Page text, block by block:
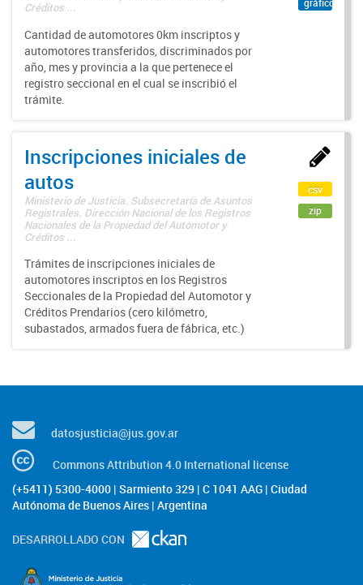
Créditos ...
Cantidad de automotores 0km inscriptos y
automotores transferidos, discriminados por
año, mes y provincia a la que pertenece el
registro seccional en el cual se inscribió el
trámite.
gráfico
Inscripciones iniciales de
autos
Ministerio de Justicia. Subsecretaría de Asuntos
Registrales. Dirección Nacional de los Registros
Nacionales de la Propiedad del Automotor y
Créditos ...
Trámites de inscripciones iniciales de
automotores inscriptos en los Registros
Seccionales de la Propiedad del Automotor y
Créditos Prendarios (cero kilómetro,
subastados, armados fuera de fábrica, etc.)
csv
zip
datosjusticia@jus.gov.ar
Commons Attribution 4.0 International license
(+5411) 5300-4000 | Sarmiento 329 | C 1041 AAG | Ciudad
Autónoma de Buenos Aires | Argentina
DESARROLLADO CON